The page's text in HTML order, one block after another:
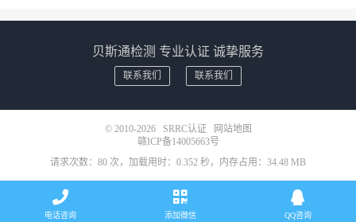
贝斯通检测 专业认证 诚挚服务
联系我们 联系我们
© 2010-2026 SRRC认证
网站地图
赣ICP备14005663号
请求次数：80 次，加载用时：0.352 秒，内存占用：34.48 MB
电话咨询 添加微信 QQ咨询